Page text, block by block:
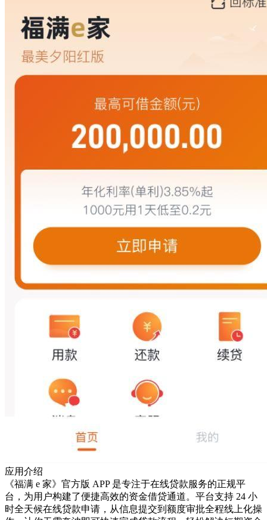
应用介绍
《福满 e 家》官方版 APP 是专注于在线贷款服务的正规平
台，为用户构建了便捷高效的资金借贷通道。平台支持 24 小
时全天候在线贷款申请，从信息提交到额度审批全程线上化操